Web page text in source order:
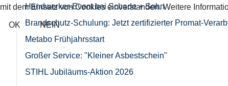
Handwerker-Event bei Schade + Sohn
Brandschutz-Schulung: Jetzt zertifizierter Promat-
Metabo Frühjahrsstart
Großer Service: "Kleiner Asbestschein"
STIHL Jubiläums-Aktion 2026
mit dem Einsatz von Cookies einverstanden. Weitere
OK NEIN